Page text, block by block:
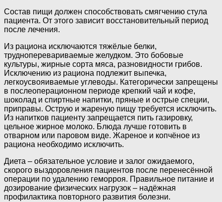
Состав пищи должен способствовать смягчению стула
пациента. От этого зависит восстановительный период
после лечения.
Из рациона исключаются тяжёлые белки,
трудноперевариваемые желудком. Это бобовые
культуры, жирные сорта мяса, разновидности грибов.
Исключению из рациона подлежит выпечка,
легкоусвояиваемые углеводы. Категорически запрещены
в послеоперационном периоде крепкий чай и кофе,
шоколад и спиртные напитки, пряные и острые специи,
приправы. Острую и жареную пищу требуется исключить.
Из напитков пациенту запрещается пить газировку,
цельное жирное молоко. Блюда лучше готовить в
отварном или паровом виде. Жареное и копчёное из
рациона необходимо исключить.
Диета – обязательное условие и залог ожидаемого,
скорого выздоровления пациентов после перенесённой
операции по удалению геморроя. Правильное питание и
дозирование физических нагрузок – надёжная
профилактика повторного развития болезни.